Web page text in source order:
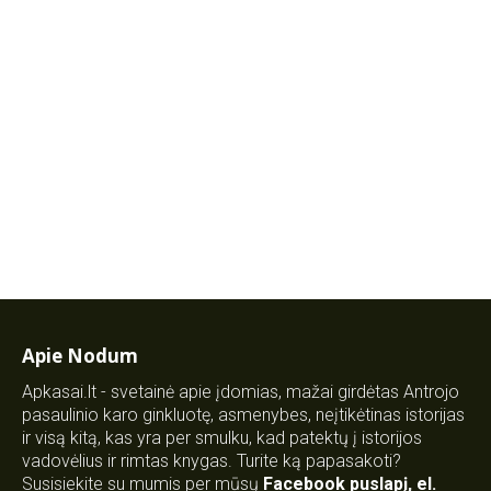
Apie Nodum
Apkasai.lt - svetainė apie įdomias, mažai girdėtas Antrojo
pasaulinio karo ginkluotę, asmenybes, neįtikėtinas istorijas
ir visą kitą, kas yra per smulku, kad patektų į istorijos
vadovėlius ir rimtas knygas. Turite ką papasakoti?
Susisiekite su mumis per mūsų Facebook puslapį, el.